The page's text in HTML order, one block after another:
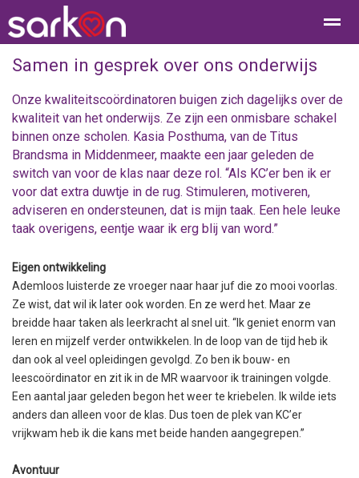
Contact
Samen in gesprek over ons onderwijs
Onze kwaliteitscoördinatoren buigen zich dagelijks over de
kwaliteit van het onderwijs. Ze zijn een onmisbare schakel
binnen onze scholen. Kasia Posthuma, van de Titus
Brandsma in Middenmeer, maakte een jaar geleden de
switch van voor de klas naar deze rol. “Als KC’er ben ik er
voor dat extra duwtje in de rug. Stimuleren, motiveren,
adviseren en ondersteunen, dat is mijn taak. Een hele leuke
taak overigens, eentje waar ik erg blij van word.”
Eigen ontwikkeling
Ademloos luisterde ze vroeger naar haar juf die zo mooi voorlas.
Ze wist, dat wil ik later ook worden. En ze werd het. Maar ze
breidde haar taken als leerkracht al snel uit. “Ik geniet enorm van
leren en mijzelf verder ontwikkelen. In de loop van de tijd heb ik
dan ook al veel opleidingen gevolgd. Zo ben ik bouw- en
leescoördinator en zit ik in de MR waarvoor ik trainingen volgde.
Een aantal jaar geleden begon het weer te kriebelen. Ik wilde iets
anders dan alleen voor de klas. Dus toen de plek van KC’er
vrijkwam heb ik die kans met beide handen aangegrepen.”
Avontuur